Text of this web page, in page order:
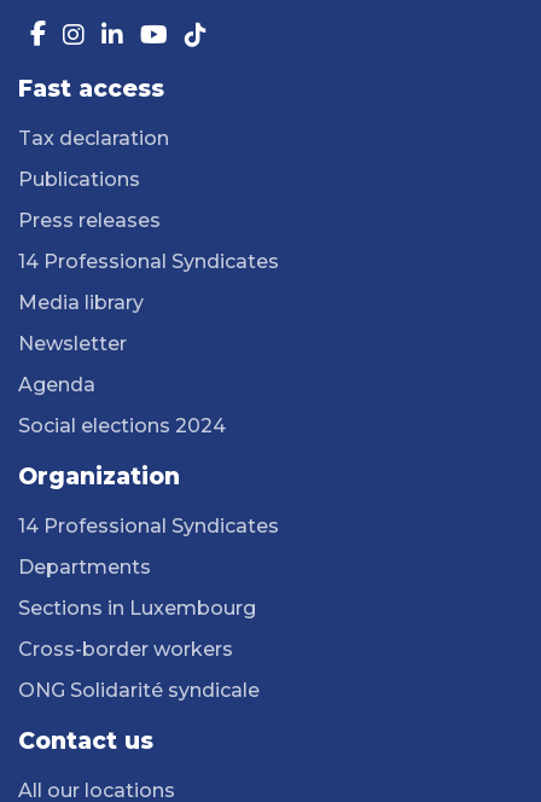
Fast access
Tax declaration
Publications
Press releases
14 Professional Syndicates
Media library
Newsletter
Agenda
Social elections 2024
Organization
14 Professional Syndicates
Departments
Sections in Luxembourg
Cross-border workers
ONG Solidarité syndicale
Contact us
All our locations